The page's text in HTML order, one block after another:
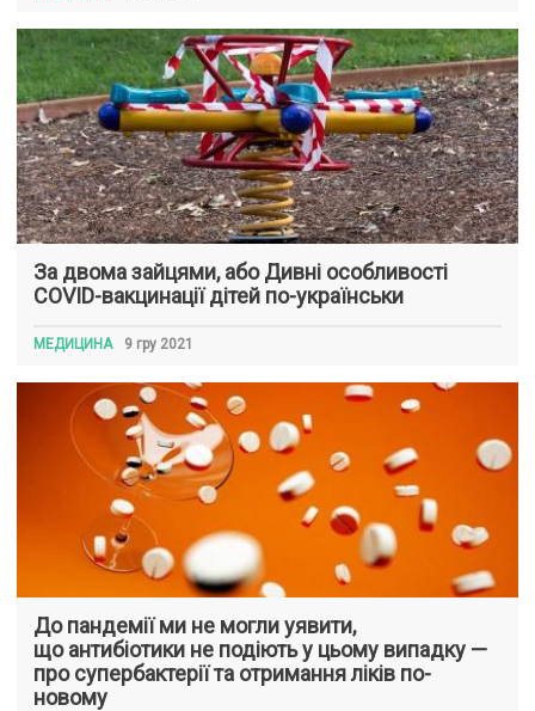
За двома зайцями, або Дивні особливості
COVID-вакцинації дітей по-українськи
МЕДИЦИНА 9 гру 2021
До пандемії ми не могли уявити,
що антибіотики не подіють у цьому випадку —
про супербактерії та отримання ліків по-
новому